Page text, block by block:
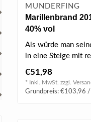
MUNDERFING
Marillenbrand
40% vol
Als würde man
in eine Steige mit
intensi..
€51,98
* Inkl. MwSt. zzgl.
Grundpreis: €103,96